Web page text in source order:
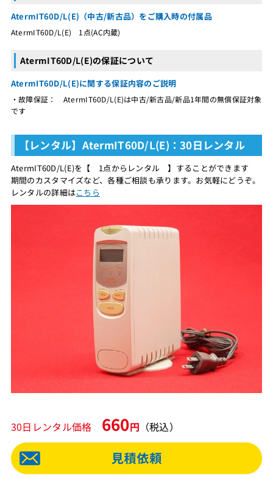
AtermIT60D/L(E)（中古/新古品）をご購入時の付属品
AtermIT60D/L(E) 1点(AC内蔵)
AtermIT60D/L(E)の保証について
AtermIT60D/L(E)に関する保証内容のご説明
・故障保証： AtermIT60D/L(E)は中古/新古品/新品1年間の無償保証対象
です
【レンタル】AtermIT60D/L(E)：30日レンタル
AtermIT60D/L(E)を【 1点からレンタル 】することができます
期間のカスタマイズなど、各種ご相談も承ります。お気軽にどうぞ。
レンタルの詳細はこちら
30日レンタル価格 660円 （税込）